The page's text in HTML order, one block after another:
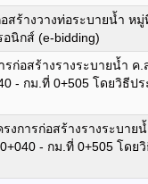
สร้างวางท่อระบายน้ำ ห
นิกส์ (e-bidding)
รก่อสร้างรางระบายน้ำ
- กม.ที่ 0+505 โดยวิธีป
งการก่อสร้างรางระบา
- กม.ที่ 0+505 โดย